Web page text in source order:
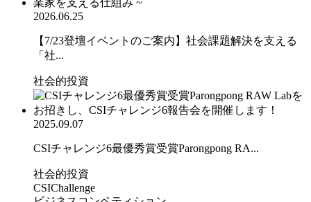
2026.06.25
【7/23登壇イベントのご案内】社会課題解決を支える
「社...
社会的投資
2025.09.07
CSIチャレンジ6最優秀賞受賞Parongpong RA...
社会的投資
CSIChallenge